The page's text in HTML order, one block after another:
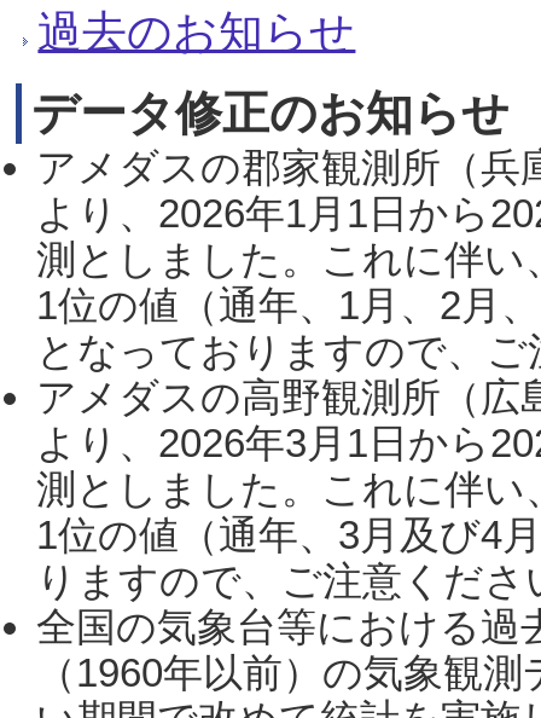
過去のお知らせ
データ修正のお知らせ
アメダスの郡家観測所（
より、2026年1月1日から
測としました。これに伴い
1位の値（通年、1月、2月
となっておりますので、
アメダスの高野観測所（
より、2026年3月1日から
測としました。これに伴い
1位の値（通年、3月及び4
りますので、ご注意くだ
全国の気象台等における過
（1960年以前）の気象観